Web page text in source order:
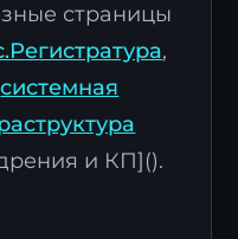
страницы
,
системная
и КП]().